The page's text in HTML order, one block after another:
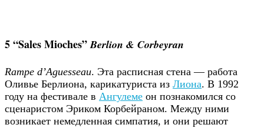
5 “Sales Mioches”Berlion & Corbeyran
Rampe d’Aguesseau. Эта расписная стена — работа
Оливье Берлиона, карикатуриста из Лиона. В 1992
году на фестивале в Ангулеме он познакомился со
сценаристом Эриком Корбейраном. Между ними
возникает немедленная симпатия, и они решают